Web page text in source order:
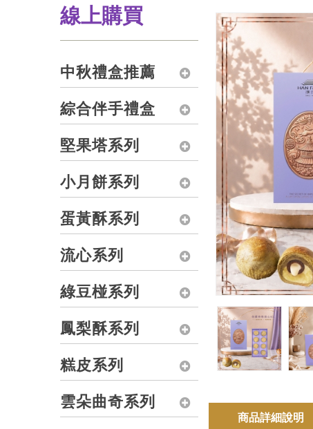
線上購買
中秋禮盒推薦
綜合伴手禮盒
堅果塔系列
小月餅系列
蛋黃酥系列
流心系列
綠豆椪系列
鳳梨酥系列
糕皮系列
雲朵曲奇系列
商品詳細說明